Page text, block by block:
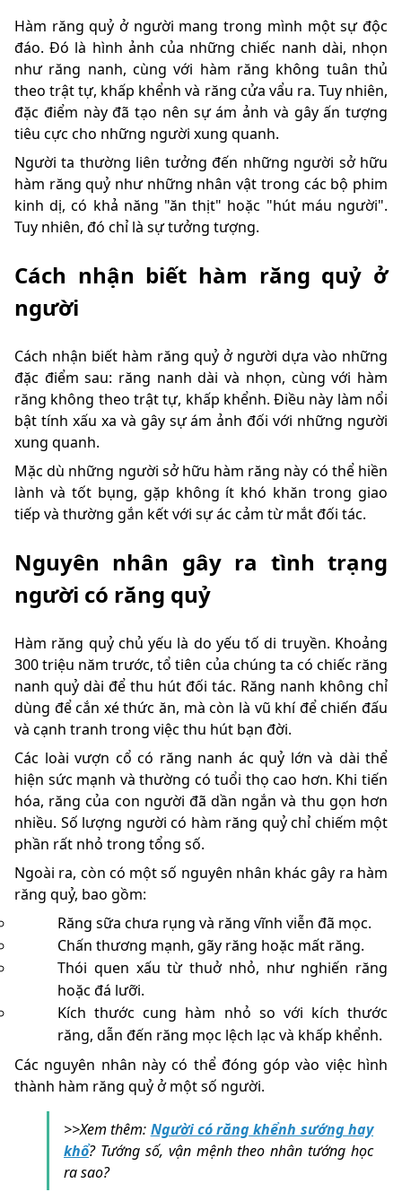
Hàm răng quỷ ở người mang trong mình một sự độc
đáo. Đó là hình ảnh của những chiếc nanh dài, nhọn
như răng nanh, cùng với hàm răng không tuân thủ
theo trật tự, khấp khểnh và răng cửa vẩu ra. Tuy nhiên,
đặc điểm này đã tạo nên sự ám ảnh và gây ấn tượng
tiêu cực cho những người xung quanh.
Người ta thường liên tưởng đến những người sở hữu
hàm răng quỷ như những nhân vật trong các bộ phim
kinh dị, có khả năng "ăn thịt" hoặc "hút máu người".
Tuy nhiên, đó chỉ là sự tưởng tượng.
Cách nhận biết hàm răng quỷ ở
người
Cách nhận biết hàm răng quỷ ở người dựa vào những
đặc điểm sau: răng nanh dài và nhọn, cùng với hàm
răng không theo trật tự, khấp khểnh. Điều này làm nổi
bật tính xấu xa và gây sự ám ảnh đối với những người
xung quanh.
Mặc dù những người sở hữu hàm răng này có thể hiền
lành và tốt bụng, gặp không ít khó khăn trong giao
tiếp và thường gắn kết với sự ác cảm từ mắt đối tác.
Nguyên nhân gây ra tình trạng
người có răng quỷ
Hàm răng quỷ chủ yếu là do yếu tố di truyền. Khoảng
300 triệu năm trước, tổ tiên của chúng ta có chiếc răng
nanh quỷ dài để thu hút đối tác. Răng nanh không chỉ
dùng để cắn xé thức ăn, mà còn là vũ khí để chiến đấu
và cạnh tranh trong việc thu hút bạn đời.
Các loài vượn cổ có răng nanh ác quỷ lớn và dài thể
hiện sức mạnh và thường có tuổi thọ cao hơn. Khi tiến
hóa, răng của con người đã dần ngắn và thu gọn hơn
nhiều. Số lượng người có hàm răng quỷ chỉ chiếm một
phần rất nhỏ trong tổng số.
Ngoài ra, còn có một số nguyên nhân khác gây ra hàm
răng quỷ, bao gồm:
Răng sữa chưa rụng và răng vĩnh viễn đã mọc.
Chấn thương mạnh, gãy răng hoặc mất răng.
Thói quen xấu từ thuở nhỏ, như nghiến răng
hoặc đá lưỡi.
Kích thước cung hàm nhỏ so với kích thước
răng, dẫn đến răng mọc lệch lạc và khấp khểnh.
Các nguyên nhân này có thể đóng góp vào việc hình
thành hàm răng quỷ ở một số người.
>>Xem thêm: Người có răng khểnh sướng hay
khổ? Tướng số, vận mệnh theo nhân tướng học
ra sao?